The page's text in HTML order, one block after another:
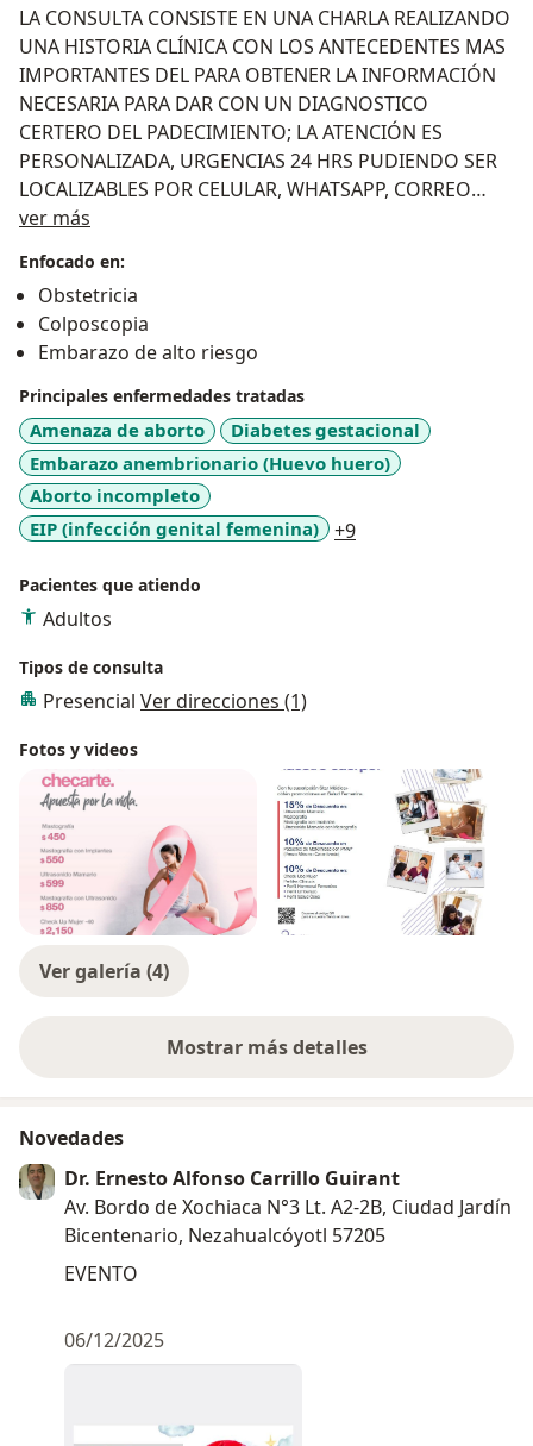
LA CONSULTA CONSISTE EN UNA CHARLA REALIZANDO
UNA HISTORIA CLÍNICA CON LOS ANTECEDENTES MAS
IMPORTANTES DEL PARA OBTENER LA INFORMACIÓN
NECESARIA PARA DAR CON UN DIAGNOSTICO
CERTERO DEL PADECIMIENTO; LA ATENCIÓN ES
PERSONALIZADA, URGENCIAS 24 HRS PUDIENDO SER
LOCALIZABLES POR CELULAR, WHATSAPP, CORREO
ELECTRÓNICO.
ver más
Enfocado en:
Obstetricia
Colposcopia
Embarazo de alto riesgo
Principales enfermedades tratadas
Amenaza de aborto
Diabetes gestacional
Embarazo anembrionario (Huevo huero)
Aborto incompleto
EIP (infección genital femenina)
+9
Pacientes que atiendo
Adultos
Tipos de consulta
Presencial Ver direcciones (1)
Fotos y videos
Ver galería (4)
Mostrar más detalles
sobre la experiencia
Novedades
Dr. Ernesto Alfonso Carrillo Guirant
Av. Bordo de Xochiaca N°3 Lt. A2-2B, Ciudad Jardín
Bicentenario, Nezahualcóyotl 57205
EVENTO
06/12/2025